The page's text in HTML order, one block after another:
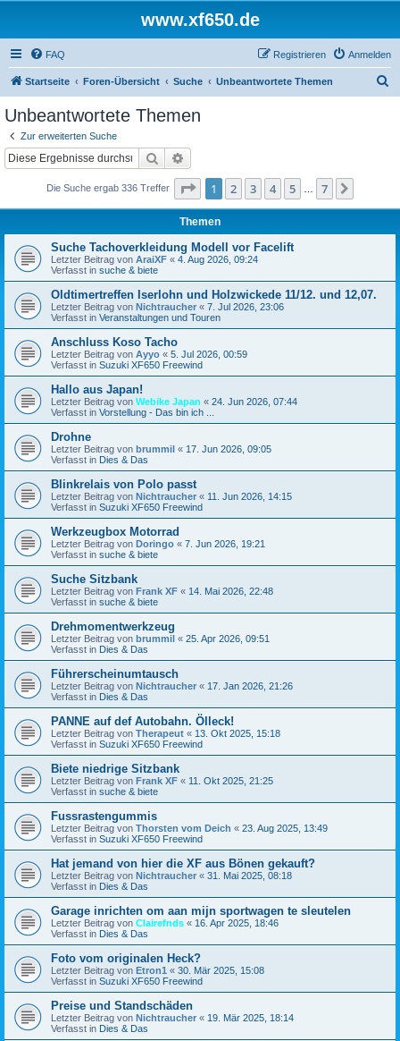
www.xf650.de
FAQ Anmelden
Registrieren
Startseite Foren-Übersicht Suche Unbeantwortete Themen
Unbeantwortete Themen
Zur erweiterten Suche
Suche
Die Suche ergab 336 Treffer Seite 1von
1 2 3 4 5 7
Themen
Suche Tachoverkleidung Modell vor Facelift
Letzter Beitrag von AraiXF « 4. Aug 2026, 09:24
Verfasst in suche & biete
Oldtimertreffen Iserlohn und Holzwickede 11/12. und 12,07.
Letzter Beitrag von Nichtraucher « 7. Jul 2026, 23:06
Verfasst in Veranstaltungen und Touren
Anschluss Koso Tacho
Letzter Beitrag von Ayyo « 5. Jul 2026, 00:59
Verfasst in Suzuki XF650 Freewind
Hallo aus Japan!
Letzter Beitrag von Webike Japan « 24. Jun 2026, 07:44
Verfasst in Vorstellung - Das bin ich ...
Drohne
Letzter Beitrag von brummil « 17. Jun 2026, 09:05
Verfasst in Dies & Das
Blinkrelais von Polo passt
Letzter Beitrag von Nichtraucher « 11. Jun 2026, 14:15
Verfasst in Suzuki XF650 Freewind
Werkzeugbox Motorrad
Letzter Beitrag von Doringo « 7. Jun 2026, 19:21
Verfasst in suche & biete
Suche Sitzbank
Letzter Beitrag von Frank XF « 14. Mai 2026, 22:48
Verfasst in suche & biete
Drehmomentwerkzeug
Letzter Beitrag von brummil « 25. Apr 2026, 09:51
Verfasst in Dies & Das
Führerscheinumtausch
Letzter Beitrag von Nichtraucher « 17. Jan 2026, 21:26
Verfasst in Dies & Das
PANNE auf def Autobahn. Ölleck!
Letzter Beitrag von Therapeut « 13. Okt 2025, 15:18
Verfasst in Suzuki XF650 Freewind
Biete niedrige Sitzbank
Letzter Beitrag von Frank XF « 11. Okt 2025, 21:25
Verfasst in suche & biete
Fussrastengummis
Letzter Beitrag von Thorsten vom Deich « 23. Aug 2025, 13:49
Verfasst in Suzuki XF650 Freewind
Hat jemand von hier die XF aus Bönen gekauft?
Letzter Beitrag von Nichtraucher « 31. Mai 2025, 08:18
Verfasst in Dies & Das
Garage inrichten om aan mijn sportwagen te sleutelen
Letzter Beitrag von Clairefnds « 16. Apr 2025, 18:46
Verfasst in Dies & Das
Foto vom originalen Heck?
Letzter Beitrag von Etron1 « 30. Mär 2025, 15:08
Verfasst in Suzuki XF650 Freewind
Preise und Standschäden
Letzter Beitrag von Nichtraucher « 19. Mär 2025, 18:14
Verfasst in Dies & Das